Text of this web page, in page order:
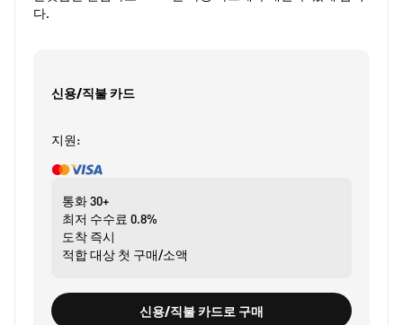
다.
신용/직불 카드
지원:
통화30+
최저 수수료 0.8%
도착 즉시
적합 대상 첫 구매/소액
신용/직불 카드로 구매